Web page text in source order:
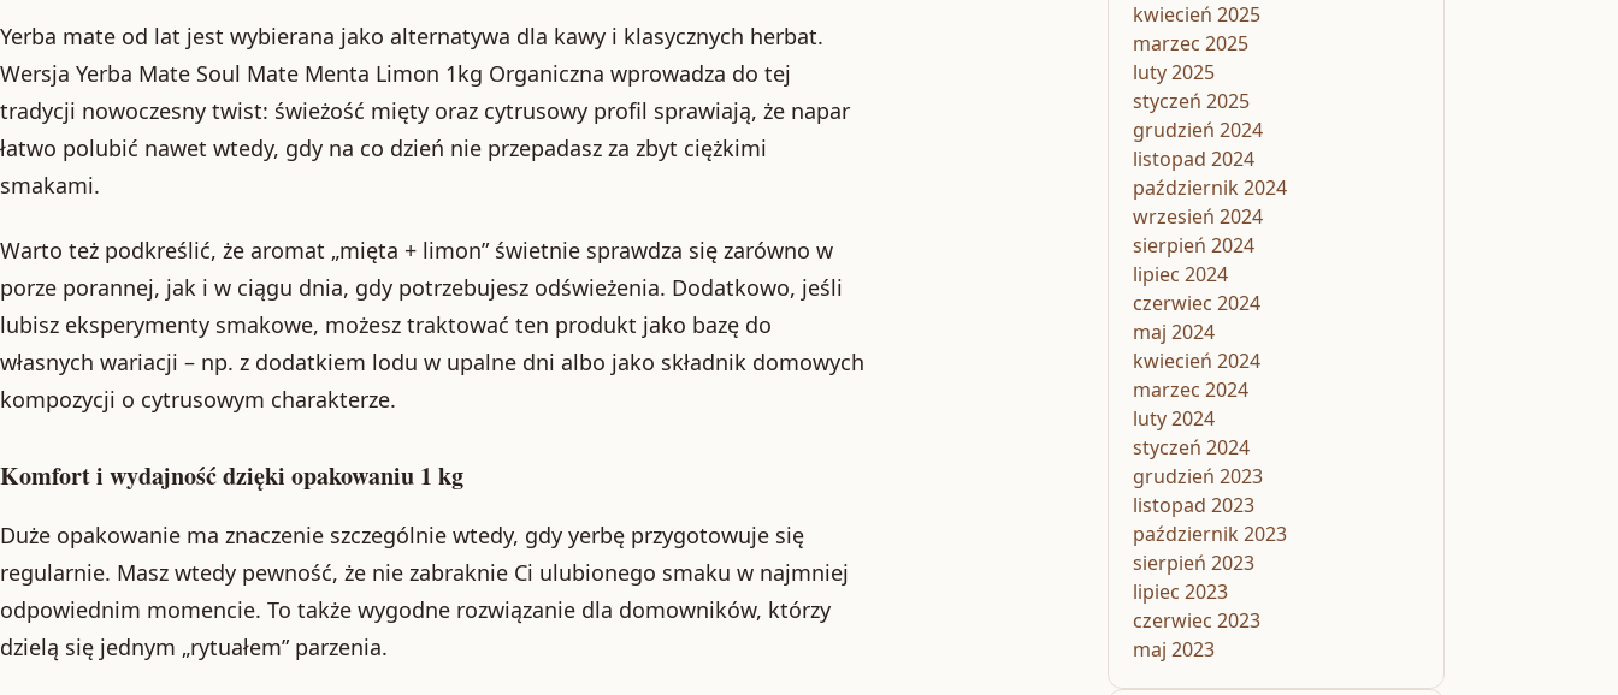
Yerba mate od lat jest wybierana jako alternatywa dla kawy i klasycznych herbat.
Wersja Yerba Mate Soul Mate Menta Limon 1kg Organiczna wprowadza do tej
tradycji nowoczesny twist: świeżość mięty oraz cytrusowy profil sprawiają, że napar
łatwo polubić nawet wtedy, gdy na co dzień nie przepadasz za zbyt ciężkimi
smakami.
Warto też podkreślić, że aromat „mięta + limon” świetnie sprawdza się zarówno w
porze porannej, jak i w ciągu dnia, gdy potrzebujesz odświeżenia. Dodatkowo, jeśli
lubisz eksperymenty smakowe, możesz traktować ten produkt jako bazę do
własnych wariacji – np. z dodatkiem lodu w upalne dni albo jako składnik domowych
kompozycji o cytrusowym charakterze.
Komfort i wydajność dzięki opakowaniu 1 kg
Duże opakowanie ma znaczenie szczególnie wtedy, gdy yerbę przygotowuje się
regularnie. Masz wtedy pewność, że nie zabraknie Ci ulubionego smaku w najmniej
odpowiednim momencie. To także wygodne rozwiązanie dla domowników, którzy
dzielą się jednym „rytuałem” parzenia.
kwiecień 2025
marzec 2025
luty 2025
styczeń 2025
grudzień 2024
listopad 2024
październik 2024
wrzesień 2024
sierpień 2024
lipiec 2024
czerwiec 2024
maj 2024
kwiecień 2024
marzec 2024
luty 2024
styczeń 2024
grudzień 2023
listopad 2023
październik 2023
sierpień 2023
lipiec 2023
czerwiec 2023
maj 2023